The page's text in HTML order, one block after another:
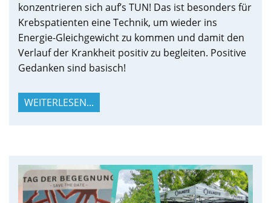
konzentrieren sich auf’s TUN! Das ist besonders für
Krebspatienten eine Technik, um wieder ins
Energie-Gleichgewicht zu kommen und damit den
Verlauf der Krankheit positiv zu begleiten. Positive
Gedanken sind basisch!
WEITERLESEN...